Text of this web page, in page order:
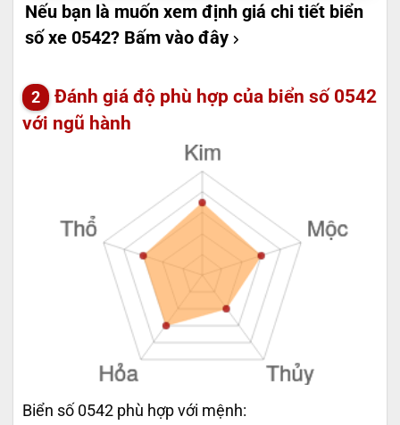
Nếu bạn là muốn xem định giá chi tiết biển
số xe 0542? Bấm vào đây
Đánh giá độ phù hợp của biển số 0542
với ngũ hành
Biển số 0542 phù hợp với mệnh: